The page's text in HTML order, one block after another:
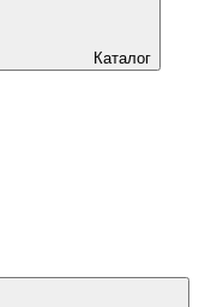
Каталог